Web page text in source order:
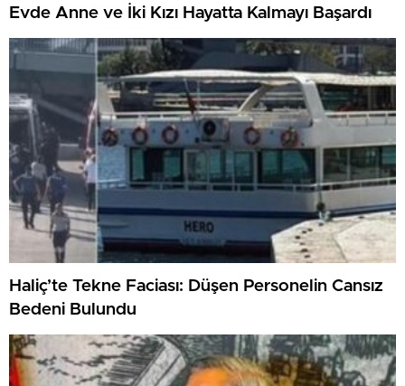
Evde Anne ve İki Kızı Hayatta Kalmayı Başardı
Haliç’te Tekne Faciası: Düşen Personelin Cansız
Bedeni Bulundu